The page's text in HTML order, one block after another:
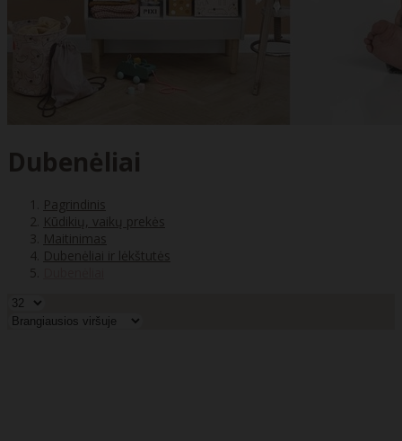
Dubenėliai
Pagrindinis
Kūdikių, vaikų prekės
Maitinimas
Dubenėliai ir lėkštutės